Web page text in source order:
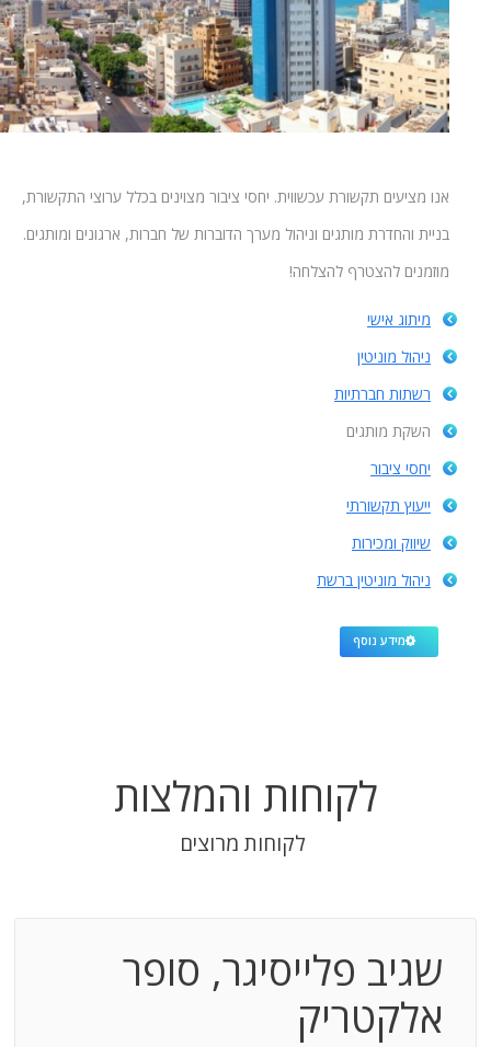
אנו מציעים תקשורת עכשווית. יחסי ציבור מצוינים בכלל ערוצי התקשורת,
בניית והחדרת מותגים וניהול מערך הדוברות של חברות, ארגונים ומותגים.
מוזמנים להצטרף להצלחה!
מיתוג אישי
ניהול מוניטין
רשתות חברתיות
השקת מותגים
יחסי ציבור
ייעוץ תקשורתי
שיווק ומכירות
ניהול מוניטין ברשת
מידע נוסף
לקוחות והמלצות
לקוחות מרוצים
שגיב פלייסיגר, סופר
אלקטריק